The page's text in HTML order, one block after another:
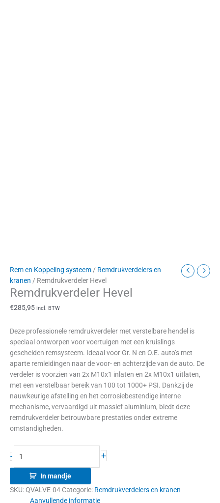
Rem en Koppeling systeem/ Remdrukverdelers en
kranen / Remdrukverdeler Hevel
Remdrukverdeler Hevel
€285,95 incl. BTW
Deze professionele remdrukverdeler met verstelbare hendel is
speciaal ontworpen voor voertuigen met een kruislings
gescheiden remsysteem. Ideaal voor Gr. N en O.E. auto’s met
aparte remleidingen naar de voor- en achterzijde van de auto. De
verdeler is voorzien van 2x M10x1 inlaten en 2x M10x1 uitlaten,
met een verstelbaar bereik van 100 tot 1000+ PSI. Dankzij de
nauwkeurige afstelling en het corrosiebestendige interne
mechanisme, vervaardigd uit massief aluminium, biedt deze
remdrukverdeler betrouwbare prestaties onder extreme
omstandigheden.
- +
In mandje
SKU:QVALVE-04 Categorie: Remdrukverdelers en kranen
Aanvullende informatie